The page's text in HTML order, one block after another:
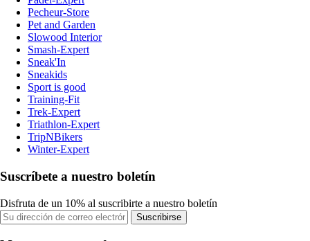
Pecheur-Store
Pet and Garden
Slowood Interior
Smash-Expert
Sneak'In
Sneakids
Sport is good
Training-Fit
Trek-Expert
Triathlon-Expert
TripNBikers
Winter-Expert
Suscríbete a nuestro boletín
Disfruta de un 10% al suscribirte a nuestro boletín
Suscribirse